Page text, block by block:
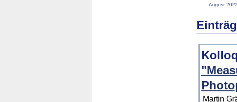
August
Martin